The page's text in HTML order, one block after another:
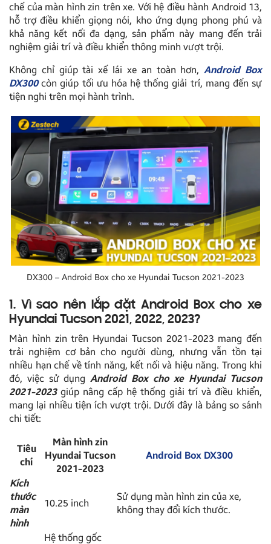
chế của màn hình zin trên xe. Với hệ điều hành Android 13,
hỗ trợ điều khiển giọng nói, kho ứng dụng phong phú và
khả năng kết nối đa dạng, sản phẩm này mang đến trải
nghiệm giải trí và điều khiển thông minh vượt trội.
Không chỉ giúp tài xế lái xe an toàn hơn, Android Box
DX300còn giúp tối ưu hóa hệ thống giải trí, mang đến sự
tiện nghi trên mọi hành trình.
DX300 – Android Box cho xe Hyundai Tucson 2021-2023
1. Vì sao nên lắp đặt Android Box cho xe
Hyundai Tucson 2021, 2022, 2023?
Màn hình zin trên Hyundai Tucson 2021-2023 mang đến
trải nghiệm cơ bản cho người dùng, nhưng vẫn tồn tại
nhiều hạn chế về tính năng, kết nối và hiệu năng. Trong khi
đó, việc sử dụngAndroid Box cho xe Hyundai Tucson
2021-2023giúp nâng cấp hệ thống giải trí và điều khiển,
mang lại nhiều tiện ích vượt trội. Dưới đây là bảng so sánh
chi tiết:
Tiêu
chí
Màn hình zin
Hyundai Tucson
2021-2023
Android Box DX300
Kích
thước
màn
hình
10.25 inch
Sử dụng màn hình zin của xe,
không thay đổi kích thước.
Hệ thống gốc